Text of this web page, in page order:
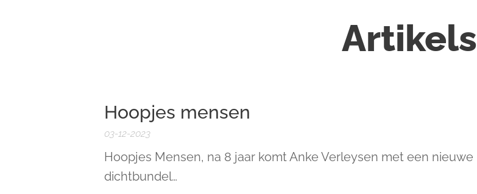
Artikels
Hoopjes mensen
03-12-2023
Hoopjes Mensen, na 8 jaar komt Anke Verleysen met een nieuwe
dichtbundel…